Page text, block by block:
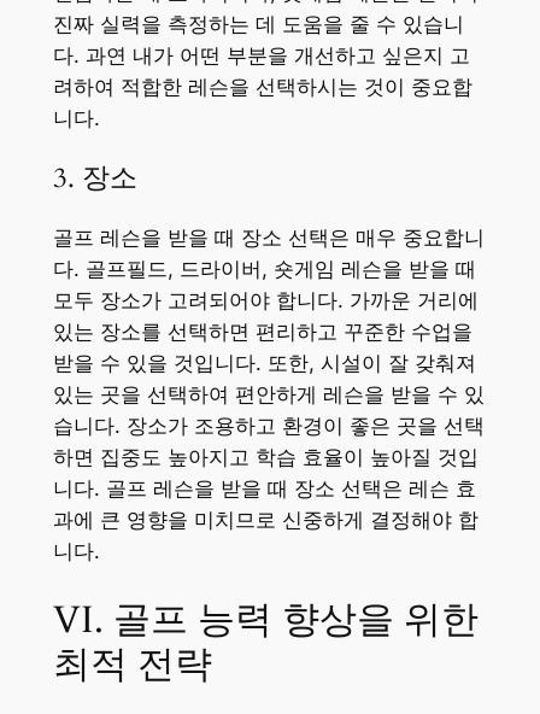
진짜 실력을 측정하는 데 도움을 줄 수 있습니
다. 과연 내가 어떤 부분을 개선하고 싶은지 고
려하여 적합한 레슨을 선택하시는 것이 중요합
니다.
3. 장소
골프 레슨을 받을 때 장소 선택은 매우 중요합니
다. 골프필드, 드라이버, 숏게임 레슨을 받을 때
모두 장소가 고려되어야 합니다. 가까운 거리에
있는 장소를 선택하면 편리하고 꾸준한 수업을
받을 수 있을 것입니다. 또한, 시설이 잘 갖춰져
있는 곳을 선택하여 편안하게 레슨을 받을 수 있
습니다. 장소가 조용하고 환경이 좋은 곳을 선택
하면 집중도 높아지고 학습 효율이 높아질 것입
니다. 골프 레슨을 받을 때 장소 선택은 레슨 효
과에 큰 영향을 미치므로 신중하게 결정해야 합
니다.
VI. 골프 능력 향상을 위한
최적 전략